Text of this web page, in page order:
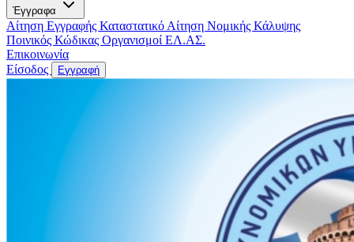
Έγγραφα
Αίτηση Εγγραφής Καταστατικό Αίτηση Νομικής Κάλυψης
Ποινικός Κώδικας Οργανισμοί ΕΛ.ΑΣ.
Επικοινωνία
Είσοδος
Εγγραφή